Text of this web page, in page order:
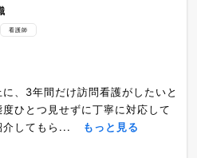
看護師
、3年間だけ訪問看護がしたいと
ひとつ見せずに丁寧に対応して
介してもら...
もっと見る